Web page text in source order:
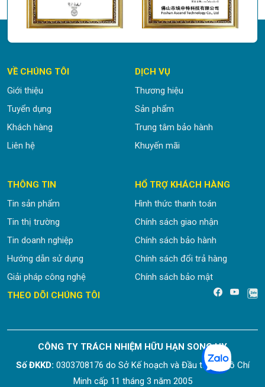
VỀ CHÚNG TÔI
Giới thiệu
Tuyển dụng
Khách hàng
Liên hệ
DỊCH VỤ
Thương hiệu
Sản phẩm
Trung tâm bảo hành
Khuyến mãi
THÔNG TIN
Tin sản phẩm
Tin thị trường
Tin doanh nghiệp
Hướng dẫn sử dụng
Giải pháp công nghệ
HỔ TRỢ KHÁCH HÀNG
Hình thức thanh toán
Chính sách giao nhận
Chính sách bảo hành
Chính sách đổi trả hàng
Chính sách bảo mật.
THEO DÕI CHÚNG TÔI
CÔNG TY TRÁCH NHIỆM HỮU HẠN SONG HY
Số ĐKKD: 0303708176 do Sở Kế hoạch và Đầu tư Tp. Hồ Chí
Minh cấp 11 tháng 3 năm 2005